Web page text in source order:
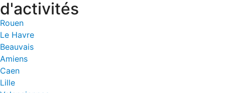
d'activités
Rouen
Le Havre
Beauvais
Amiens
Caen
Lille